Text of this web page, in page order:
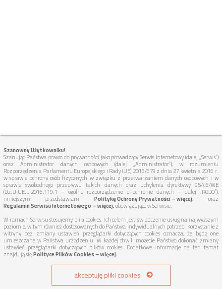
Szanowny Użytkowniku!
Szanując Państwa prawo do prywatności jako prowadzący Serwis Internetowy (dalej „Serwis”)
oraz Administrator danych osobowych (dalej „Administrator”), w rozumieniu
Rozporządzenia Parlamentu Europejskiego i Rady (UE) 2016/679 z dnia 27 kwietnia 2016 r.
w sprawie ochrony osób fizycznych w związku z przetwarzaniem danych osobowych i w
sprawie swobodnego przepływu takich danych oraz uchylenia dyrektywy 95/46/WE
(Dz.U.UE.L.2016.119.1 – ogólne rozporządzenie o ochronie danych – dalej „RODO”),
niniejszym przedstawiam Politykę Ochrony Prywatności – więcej, oraz
Regulamin Serwisu Internetowego – więcej,obowiązujące w Serwisie.
W ramach Serwisu stosujemy pliki cookies. Ich celem jest świadczenie usług na najwyższym
poziomie, w tym również dostosowanych do Państwa indywidualnych potrzeb. Korzystanie z
witryny bez zmiany ustawień przeglądarki dotyczących cookies oznacza, że będą one
umieszczane w Państwa urządzeniu. W każdej chwili możecie Państwo dokonać zmiany
ustawień przeglądarki dotyczących plików cookies. Dodatkowe informacje na ten temat
znajdują sięPolityce Plików Cookies – więcej.
akceptuję pliki cookies